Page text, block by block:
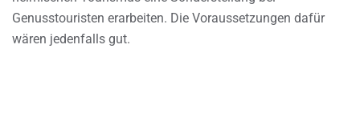
Genusstouristen erarbeiten. Die Voraussetzungen dafür
wären jedenfalls gut.